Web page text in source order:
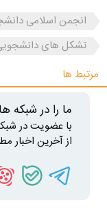
انجمن اسلامی
تشکل های
مرتبط ها
ما را در شبکه
با عضویت در
از آخرین اخبار